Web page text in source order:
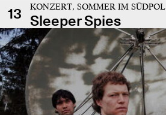
13
KONZERT, SOMMER IM SÜDPOL
Sleeper Spies